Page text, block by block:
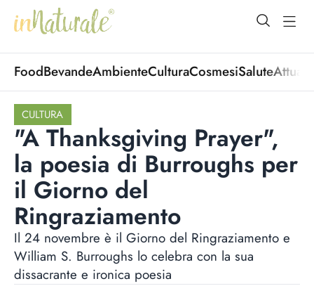
open
FoodBevandeAmbienteCulturaCosmesiSalute
CULTURA
"A Thanksgiving Prayer",
la poesia di Burroughs per
il Giorno del
Ringraziamento
Il 24 novembre è il Giorno del Ringraziamento e
William S. Burroughs lo celebra con la sua
dissacrante e ironica poesia